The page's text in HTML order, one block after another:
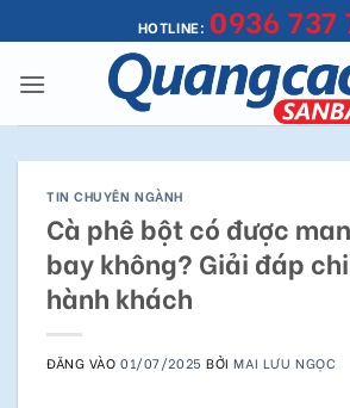
qua
nội
HOTLINE: 0936 737
TIN CHUYÊN NGÀNH
Cà phê bột có được
bay không? Giải đáp
hành khách
ĐĂNG VÀO01/07/2025 BỞIMAI LƯU NGỌC